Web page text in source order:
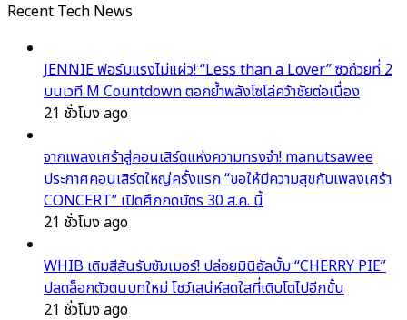
Recent Tech News
JENNIE ฟอร์มแรงไม่แผ่ว! “Less than a Lover” ซิวถ้วยที่ 2
บนเวที M Countdown ตอกย้ำพลังโซโล่คว้าชัยต่อเนื่อง
21 ชั่วโมง ago
จากเพลงเศร้าสู่คอนเสิร์ตแห่งความทรงจำ! manutsawee
ประกาศคอนเสิร์ตใหญ่ครั้งแรก “ขอให้มีความสุขกับเพลงเศร้า
CONCERT” เปิดศึกกดบัตร 30 ส.ค. นี้
21 ชั่วโมง ago
WHIB เติมสีสันรับซัมเมอร์! ปล่อยมินิอัลบั้ม “CHERRY PIE”
ปลดล็อกตัวตนบทใหม่ โชว์เสน่ห์สดใสที่เติบโตไปอีกขั้น
21 ชั่วโมง ago